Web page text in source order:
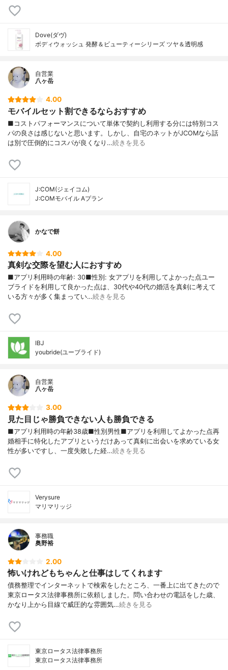
Dove(ダヴ)
ボディウォッシュ 発酵＆ビューティーシリーズ ツヤ＆透明感
自営業
八ヶ岳
4.00
モバイルセット割できるならおすすめ
■コストパフォーマンスについて単体で契約し利用する分には特別コス
パの良さは感じないと思います。しかし、自宅のネットがJCOMなら話
は別で圧倒的にコスパが良くなり…続きを見る
J:COM(ジェイコム)
J:COMモバイル Aプラン
かなで餅
4.00
真剣な交際を望む人におすすめ
■アプリ利用時の年齢: 30■性別: 女アプリを利用してよかった点ユー
ブライドを利用して良かった点は、30代や40代の婚活を真剣に考えて
いる方々が多く集まってい…続きを見る
IBJ
youbride(ユーブライド)
自営業
八ヶ岳
3.00
見た目じゃ勝負できない人も勝負できる
■アプリ利用時の年齢38歳■性別男性■アプリを利用してよかった点再
婚相手に特化したアプリというだけあって真剣に出会いを求めている女
性が多いですし、一度失敗した経…続きを見る
Verysure
マリマリッジ
事務職
奥野裕
2.00
怖いけれどもちゃんと仕事はしてくれます
債務整理でインターネットで検索をしたところ、一番上に出てきたので
東京ロータス法律事務所に依頼しました。問い合わせの電話をした歳、
かなり上から目線で威圧的な雰囲気…続きを見る
東京ロータス法律事務所
東京ロータス法律事務所